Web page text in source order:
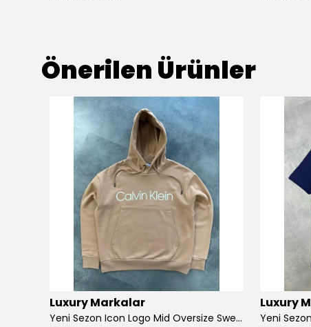
Önerilen Ürünler
Luxury Markalar
Yeni Sezon Icon Logo Mid Oversize Sweatshirt
Luxury